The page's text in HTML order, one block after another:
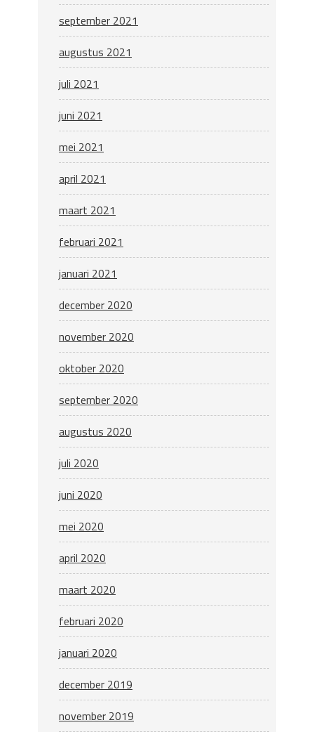
september 2021
augustus 2021
juli 2021
juni 2021
mei 2021
april 2021
maart 2021
februari 2021
januari 2021
december 2020
november 2020
oktober 2020
september 2020
augustus 2020
juli 2020
juni 2020
mei 2020
april 2020
maart 2020
februari 2020
januari 2020
december 2019
november 2019